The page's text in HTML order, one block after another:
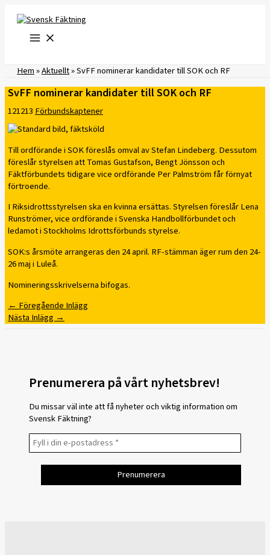
innehåll
Hem»Aktuellt»SvFF nominerar kandidater till SOK och RF
SvFF nominerar kandidater till SOK och RF
121213Förbundskaptener
Till ordförande i SOK föreslås omval av Stefan Lindeberg. Dessutom
föreslår styrelsen att Tomas Gustafson, Bengt Jönsson och
Fäktförbundets tidigare vice ordförande Per Palmström får förnyat
förtroende.
I Riksidrottsstyrelsen ska en kvinna ersättas. Styrelsen föreslår Lena
Runströmer, vice ordförande i Svenska Handbollförbundet och
ledamot i Stockholms Idrottsförbunds styrelse.
SOK:s årsmöte arrangeras den 24 april. RF-stämman äger rum den 24-
26 maj i Luleå.
Nomineringsskrivelserna bifogas.
← Föregående Inlägg
Nästa Inlägg →
Prenumerera på vårt nyhetsbrev!
Du missar väl inte att få nyheter och viktig information om
Svensk Fäktning?